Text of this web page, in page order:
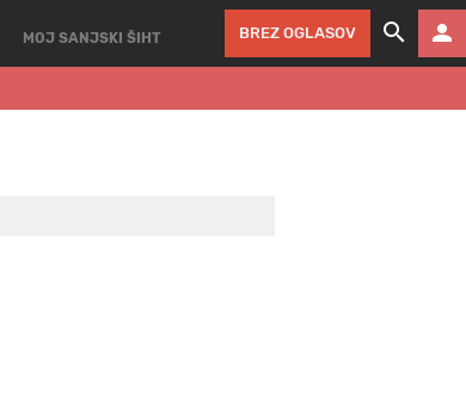
MOJ SANJSKI ŠIHT BREZ OGLASOV